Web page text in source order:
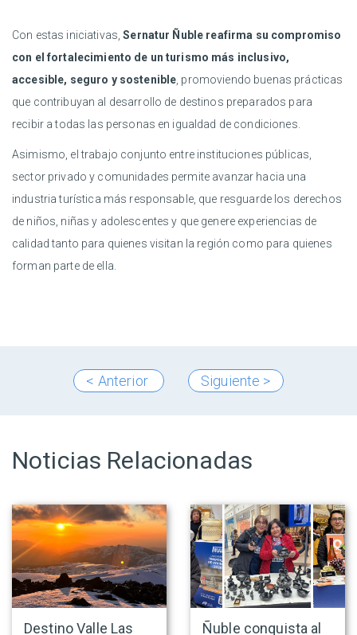
Con estas iniciativas,Sernatur Ñuble reafirma su compromiso
con el fortalecimiento de un turismo más inclusivo,
accesible, seguro y sostenible , promoviendo buenas prácticas
que contribuyan al desarrollo de destinos preparados para
recibir a todas las personas en igualdad de condiciones.
Asimismo, el trabajo conjunto entre instituciones públicas,
sector privado y comunidades permite avanzar hacia una
industria turística más responsable, que resguarde los derechos
de niños, niñas y adolescentes y que genere experiencias de
calidad tanto para quienes visitan la región como para quienes
forman parte de ella.
< Anterior Siguiente >
Noticias Relacionadas
Destino Valle Las
Ñuble conquista al